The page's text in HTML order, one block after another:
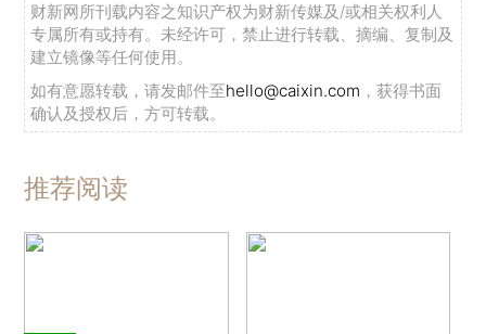
财新网所刊载内容之知识产权为财新传媒及/或相关权利人
专属所有或持有。未经许可，禁止进行转载、摘编、复制及
建立镜像等任何使用。
如有意愿转载，请发邮件至hello@caixin.com ，获得书面
确认及授权后，方可转载。
推荐阅读